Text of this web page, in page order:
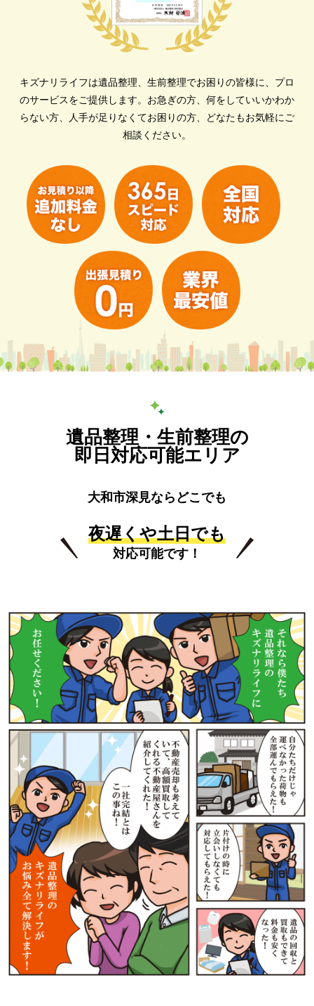
キズナリライフは遺品整理、生前整理でお困りの皆様に、プロ
のサービスをご提供します。 お急ぎの方、何をしていいかわか
らない方、人手が足りなくてお困りの方、どなたもお気軽にご
相談ください。
遺品整理・生前整理の
即日対応可能エリア
大和市深見ならどこでも
夜遅くや土日でも
対応可能です！